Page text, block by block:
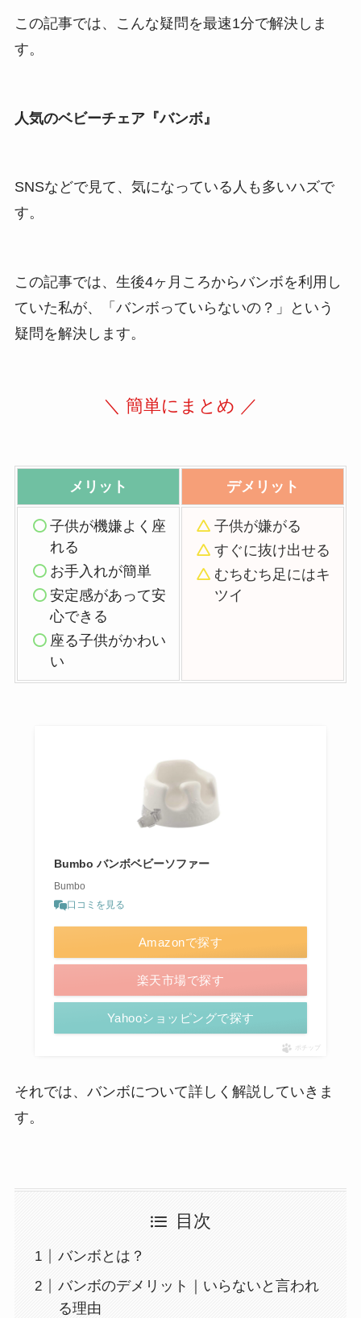
この記事では、こんな疑問を最速1分で解決しま
す。
人気のベビーチェア『バンボ』
SNSなどで見て、気になっている人も多いハズで
す。
この記事では、生後4ヶ月ころからバンボを利用し
ていた私が、「バンボっていらないの？」という
疑問を解決します。
＼ 簡単にまとめ ／
メリット デメリット
子供が機嫌よく座
れる
お手入れが簡単
安定感があって安
心できる
座る子供がかわい
い
子供が嫌がる
すぐに抜け出せる
むちむち足にはキ
ツイ
Bumbo バンボベビーソファー
Bumbo
口コミを見る
Amazonで探す
楽天市場で探す
Yahooショッピングで探す
ポチップ
それでは、バンボについて詳しく解説していきま
す。
目次
バンボとは？
バンボのデメリット｜いらないと言われ
る理由